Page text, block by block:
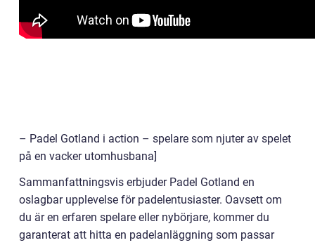
– Padel Gotland i action – spelare som njuter av spelet
på en vacker utomhusbana]
Sammanfattningsvis erbjuder Padel Gotland en
oslagbar upplevelse för padelentusiaster. Oavsett om
du är en erfaren spelare eller nybörjare, kommer du
garanterat att hitta en padelanläggning som passar